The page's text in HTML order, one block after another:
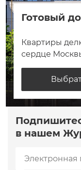
Готовый
Квартиры
сердце
в нашем